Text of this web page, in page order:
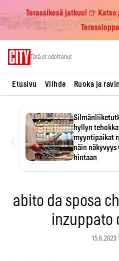
Terassikesä jatkuu! 🍺
Tätä et odottanut
Etusivu Viihde Ruoka ja
hyllyn
myyntipaikat
näin näkyvyys
hintaan
abito da sposa
inzuppato
15.6.2023